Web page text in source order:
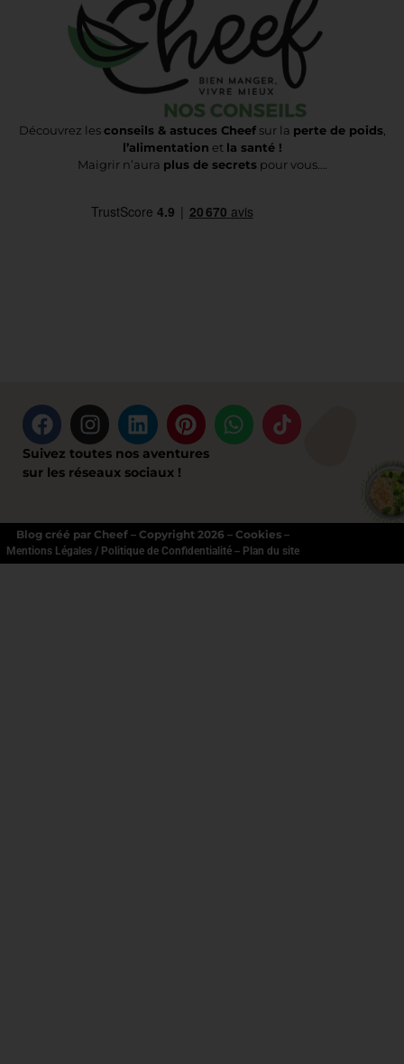
Découvrez lesconseils & astuces Cheefsur la perte de poids,
l’alimentation et la santé !
Maigrir n’aura plus de secretspour vous….
Suivez toutes nos aventures
sur les réseaux sociaux !
Blog créé par Cheef – Copyright 2026 – Cookies –
Mentions Légales / Politique de Confidentialité– Plan du site